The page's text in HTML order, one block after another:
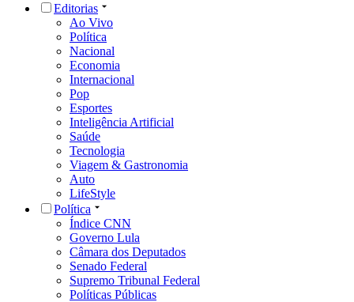
Editorias
Ao Vivo
Política
Nacional
Economia
Internacional
Pop
Esportes
Inteligência Artificial
Saúde
Tecnologia
Viagem & Gastronomia
Auto
LifeStyle
Política
Índice CNN
Governo Lula
Câmara dos Deputados
Senado Federal
Supremo Tribunal Federal
Políticas Públicas